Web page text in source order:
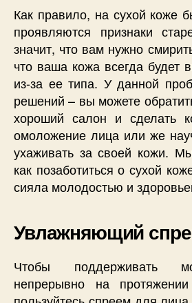
Как правило, на сухой коже
проявляются признаки
значит, что вам нужно
что ваша кожа всегда будет
из-за ее типа. У данной
решений – вы можете
хороший салон и сделать
омоложение лица или же
ухаживать за своей кожи.
как позаботиться о сухой
сияла молодостью и
Увлажняющий
Чтобы поддерживать
непрерывно на